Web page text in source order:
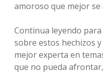
amoroso que mejor
Continua leyendo
sobre estos hechizos
mejor experta en
que no pueda